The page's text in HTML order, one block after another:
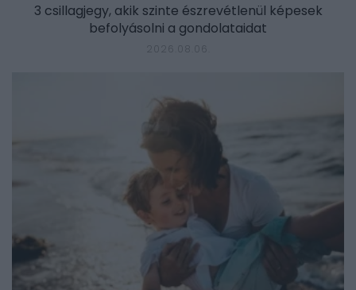
3 csillagjegy, akik szinte észrevétlenül képesek
befolyásolni a gondolataidat